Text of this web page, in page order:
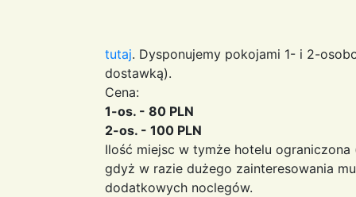
tutaj. Dysponujemy pokojami 1- i 2-
dostawką).
Cena:
1-os. - 80 PLN
2-os. - 100 PLN
Ilość miejsc w tymże hotelu
gdyż w razie dużego zainteresowania
dodatkowych noclegów.